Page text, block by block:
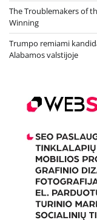
The Troublemakers of
Winning
Trumpo remiami
Alabamos valstijoje